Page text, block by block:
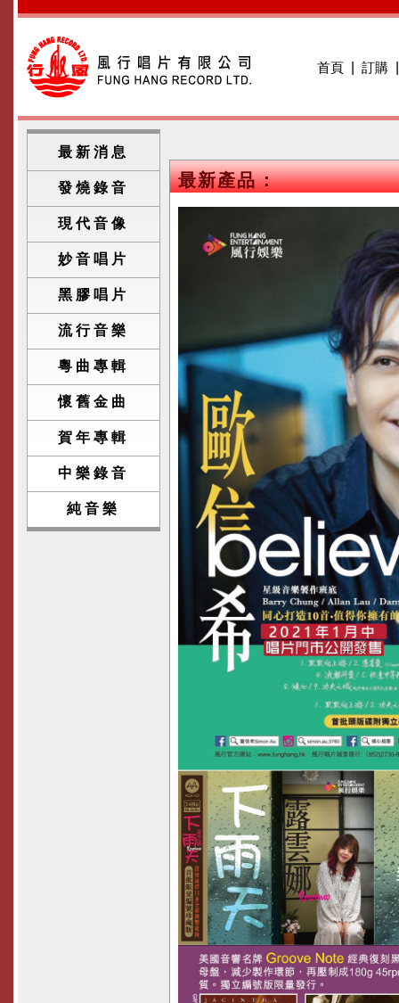
首頁 訂購
最新消息
發燒錄音
現代音像
妙音唱片
黑膠唱片
流行音樂
粵曲專輯
懷舊金曲
賀年專輯
中樂錄音
純音樂
最新產品 :